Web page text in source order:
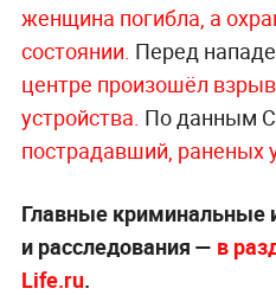
женщина погибла, а
состоянии. Перед
центре произошёл
устройства. По данным
пострадавший, раненых
Главные криминальные
и расследования — в
Life.ru.